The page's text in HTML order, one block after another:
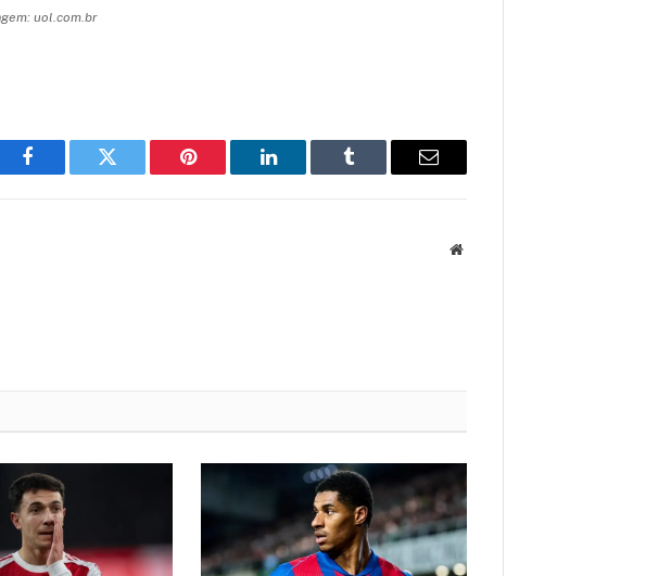
uol.com.br
Facebook Twitter Pinterest LinkedIn Tumblr Email
Website